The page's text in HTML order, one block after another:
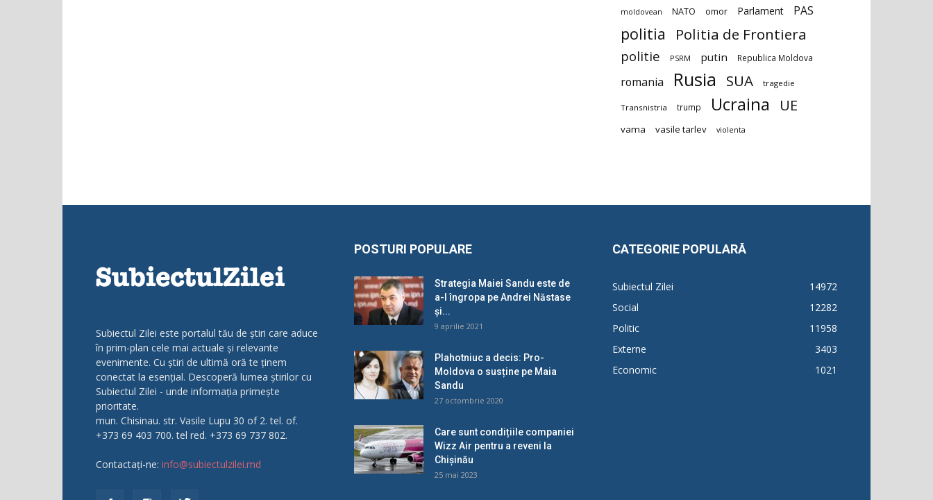
moldovean NATO omor Parlament PAS
politia Politia de Frontiera
politie PSRM putin Republica Moldova
romania Rusia SUA tragedie
Transnistria trump Ucraina UE
vama vasile tarlev violenta
Subiectul Zilei este portalul tău de știri care aduce
în prim-plan cele mai actuale și relevante
evenimente. Cu știri de ultimă oră te ținem
conectat la esențial. Descoperă lumea știrilor cu
Subiectul Zilei - unde informația primește
prioritate.
mun. Chisinau. str. Vasile Lupu 30 of 2. tel. of.
+373 69 403 700. tel red. +373 69 737 802.
Contactați-ne: info@subiectulzilei.md
POSTURI POPULARE
Strategia Maiei Sandu este de
a-l îngropa pe Andrei Năstase
și...
9 aprilie 2021
Plahotniuc a decis: Pro-
Moldova o susține pe Maia
Sandu
27 octombrie 2020
Care sunt condițiile companiei
Wizz Air pentru a reveni la
Chișinău
25 mai 2023
CATEGORIE POPULARĂ
Subiectul Zilei
14972
Social
12282
Politic
11958
Externe
3403
Economic
1021